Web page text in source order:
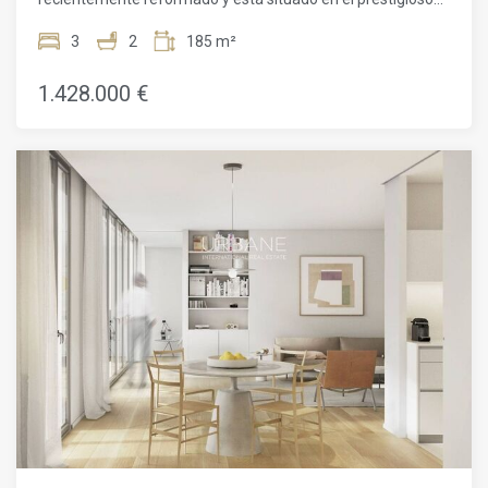
Ciutadella, el Eixample y el puerto. Su ubicación hace que
sea muy fácil acceder al resto de la ciudad por diferentes
líneas de autobús y metro.
de Gràcia y la Plaça Catalunya. Con una ubicación
en una de las zonas más codiciadas de Barcelona. Ubicado
en el segundo piso de un edificio completamente
espacioso salón/comedor con cocina abierta y acceso al
balcón. Los acabados de alta calidad y los detalles
elegantes se combinan para crear un ambiente sofisticado
y acogedor. Al ingresar al apartamento, te recibirá un
pequeño vestíbulo que conduce a la cocina, totalmente
equipada con electrodomésticos de primera calidad. El
amplio salón/comedor ofrece un espacio ideal para el
entretenimiento, con acceso directo al balcón, perfecto
para disfrutar del clima mediterráneo. La zona de noche
ofrece privacidad y confort, con una habitación doble que se
abre a un patio interior, seguida de la impresionante suite
principal con baño privado y vestidor. El tercer dormitorio
también cuenta con acceso al balcón y comparte un
elegante segundo baño completo con acabados de alta
gama. Con características adicionales como armarios
3 2 185 m²
1.428.000 €